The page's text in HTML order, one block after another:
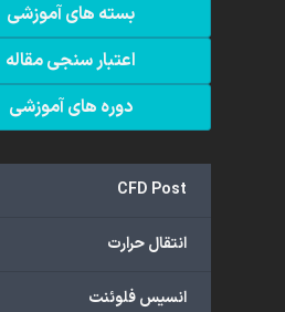
بسته های آموزشی
اعتبار سنجی مقاله
دوره های آموزشی
CFD Post
انتقال حرارت
انسیس فلوئنت